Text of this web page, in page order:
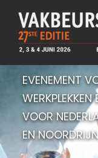
EVENEMENT
VOOR
EN